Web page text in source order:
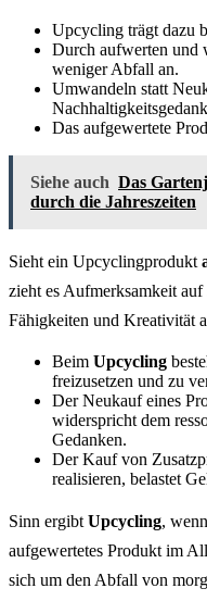
Upcycling trägt dazu
Durch aufwerten und
weniger Abfall an.
Umwandeln statt
Das aufgewertete
Siehe auch Das
durch die Jahreszeiten
Sieht ein Upcyclingprodukt
zieht es Aufmerksamkeit
Fähigkeiten und Kreativität
Beim Upcycling
freizusetzen und zu
Der Neukauf eines
widerspricht dem
Gedanken.
Der Kauf von
realisieren, belastet
Sinn ergibt Upcycling,
aufgewertetes Produkt im
sich um den Abfall von